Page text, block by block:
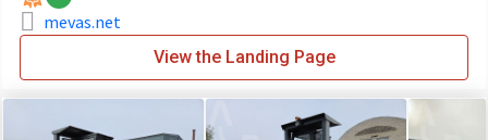
mevas.net
View the Landing Page